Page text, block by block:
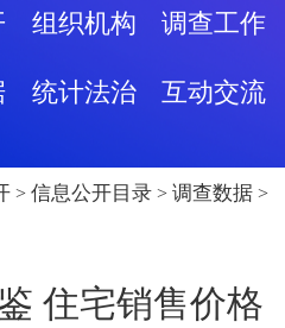
组织机构 调查工作
统计法治 互动交流
> 信息公开目录 > 调查数据 >
住宅销售价格